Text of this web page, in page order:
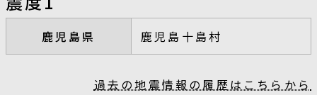
鹿児島県 鹿児島十島村
過去の地震情報の履歴はこちらから